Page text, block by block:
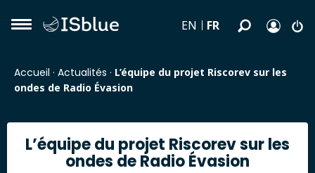
EN FR
Accueil · Actualités · L’équipe du projet Riscorev sur les
ondes de Radio Évasion
L’équipe du projet Riscorev sur les
ondes de Radio Évasion